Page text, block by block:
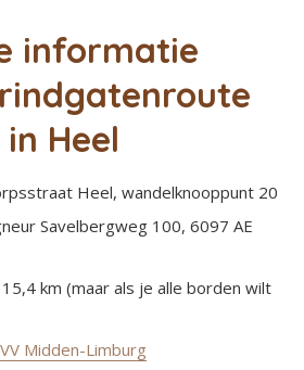
informatie
Heel
Heel, wandelknooppunt 20
Savelbergweg 100, 6097 AE
km (maar als je alle borden wilt
Midden-Limburg